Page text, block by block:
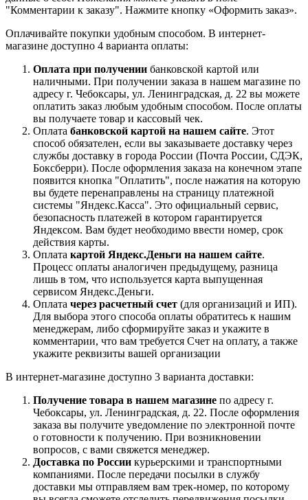
"Комментарии к заказу". Нажмите кнопку «Оформить заказ».
Оплачивайте покупки удобным способом. В интернет-
магазине доступно 4 варианта оплаты:
Оплата при получении банковской картой или
наличными. При получении заказа в нашем магазине по
адресу г. Чебоксары, ул. Ленинградская, д. 22 вы можете
оплатить заказ любым удобным способом. После оплаты
вы получаете товар и кассовый чек.
Оплата банковской картой на нашем сайте. Этот
способ обязателен, если вы заказываете доставку через
службы доставку в города России (Почта России, СДЭК,
Боксберри). После оформления заказа на конечном этапе
появится кнопка "Оплатить", после нажатия на которую
вы будете перенаправлены на страницу платежной
системы "Яндекс.Касса". Это официальный сервис,
безопасность платежей в котором гарантируется
Яндексом. Вам будет необходимо ввести номер, срок
действия карты.
Оплата картой Яндекс.Деньги на нашем сайте.
Процесс оплаты аналогичен предыдущему, разница
лишь в том, что используется карта выпущенная
сервисом Яндекс.Деньги.
Оплата через расчетный счет (для организаций и ИП).
Для выбора этого способа оплаты обратитесь к нашим
менеджерам, либо сформируйте заказ и укажите в
комментарии, что вам требуется Счет на оплату, а также
укажите реквизиты вашей организации
В интернет-магазине доступно 3 варианта доставки:
Получение товара в нашем магазине по адресу г.
Чебоксары, ул. Ленинградская, д. 22. После оформления
заказа вы получите уведомление по электронной почте
о готовности к получению. При возникновении
вопросов, с вами свяжется менеджер.
Доставка по России курьерскими и транспортными
компаниями. После передачи посылки в службу
доставки мы отправляем вам трек-номер, по которому